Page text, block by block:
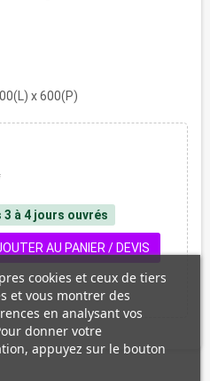
x 600(P)
à 4 jours ouvrés
AU PANIER / DEVIS
cookies et ceux de tiers
et vous montrer des
en analysant vos
donner votre
appuyez sur le bouton